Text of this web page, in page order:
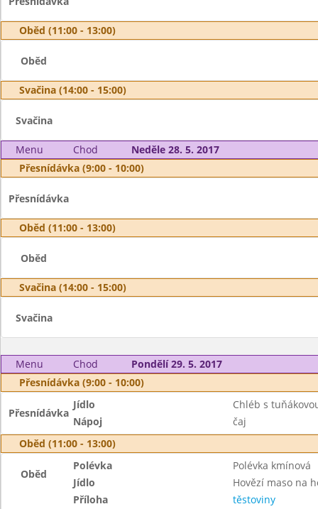
Oběd (11:00 - 13:00)
Oběd
Svačina (14:00 - 15:00)
Svačina
Menu Chod
Neděle 28. 5. 2017
Přesnídávka (9:00 - 10:00)
Přesnídávka
Oběd (11:00 - 13:00)
Oběd
Svačina (14:00 - 15:00)
Svačina
Menu Chod
Pondělí 29. 5. 2017
Přesnídávka (9:00 - 10:00)
Přesnídávka
Jídlo
Chléb s
Nápoj
čaj
Oběd (11:00 - 13:00)
Oběd
Polévka
Polévka kmínová
Jídlo
Hovězí maso na
Příloha
těstoviny